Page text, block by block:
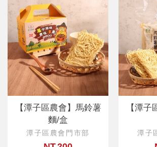
【潭子區農會】馬鈴薯
麵/盒
潭子區農會門市部
【潭
潭子